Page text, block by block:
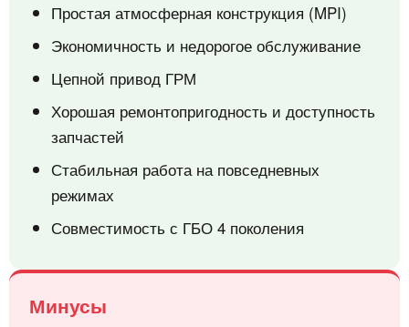
Простая атмосферная конструкция (MPI)
Экономичность и недорогое обслуживание
Цепной привод ГРМ
Хорошая ремонтопригодность и доступность
запчастей
Стабильная работа на повседневных
режимах
Совместимость с ГБО 4 поколения
Минусы